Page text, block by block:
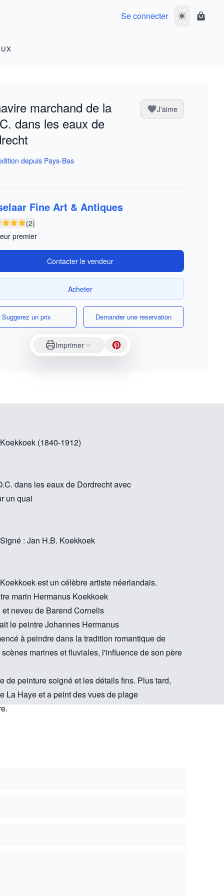
Se connecter Basculer le
Panier
marchand de la
dans les eaux de
J'aime
depuis Pays-Bas
Fine Art & Antiques
(2)
premier
Contacter le vendeur
Acheter
Suggerez un prix Demander une reservation
Imprimer
(1840-1912)
dans les eaux de Dordrecht avec
un quai
: Jan H.B. Koekkoek
est un célèbre artiste néerlandais.
marin Hermanus Koekkoek
neveu de Barend Cornelis
le peintre Johannes Hermanus
à peindre dans la tradition romantique de
marines et fluviales, l'influence de son père
de peinture soigné et les détails fins. Plus tard,
La Haye et a peint des vues de plage